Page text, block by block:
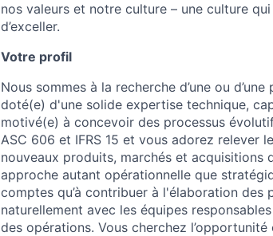
nos valeurs et notre culture – une culture
d’exceller.
Votre profil
Nous sommes à la recherche d’une ou
doté(e) d'une solide expertise technique,
motivé(e) à concevoir des processus
ASC 606 et IFRS 15 et vous adorez relever
nouveaux produits, marchés et acquisitions
approche autant opérationnelle que
comptes qu’à contribuer à l'élaboration
naturellement avec les équipes
des opérations. Vous cherchez